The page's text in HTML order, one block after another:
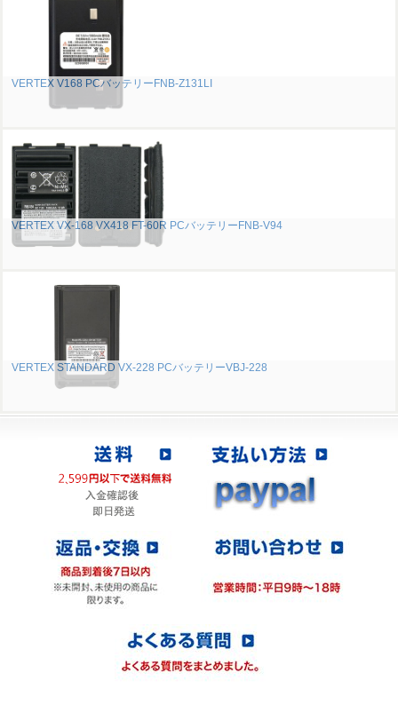
VERTEX V168 PCバッテリーFNB-Z131LI
VERTEX VX-168 VX418 FT-60R PCバッテリーFNB-V94
VERTEX STANDARD VX-228 PCバッテリーVBJ-228